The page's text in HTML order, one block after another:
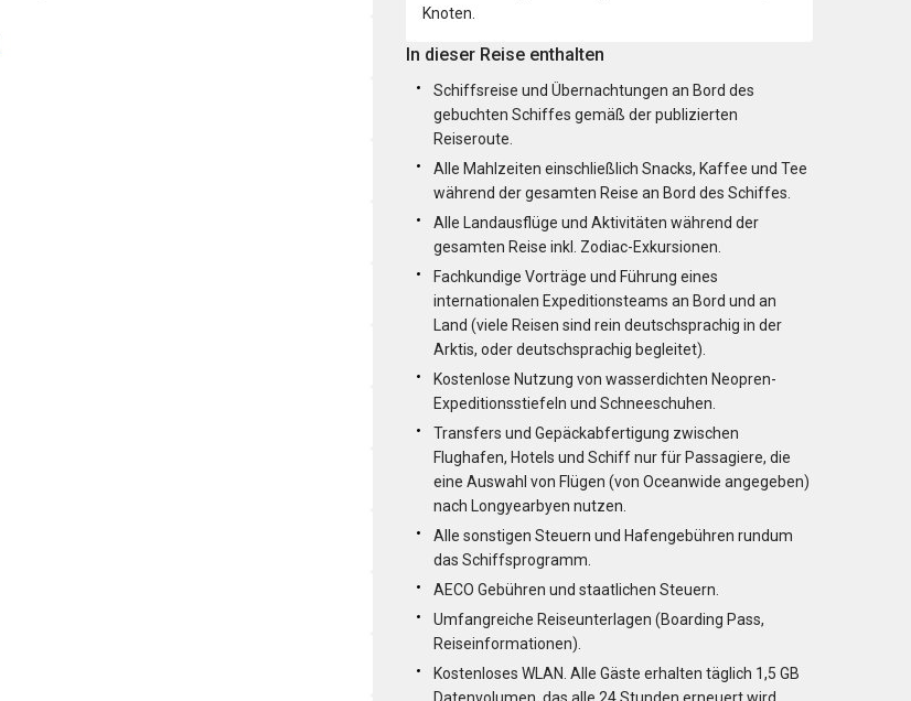
Knoten.
In dieser Reise enthalten
Schiffsreise und Übernachtungen an Bord des
gebuchten Schiffes gemäß der publizierten
Reiseroute.
Alle Mahlzeiten einschließlich Snacks, Kaffee und Tee
während der gesamten Reise an Bord des Schiffes.
Alle Landausflüge und Aktivitäten während der
gesamten Reise inkl. Zodiac-Exkursionen.
Fachkundige Vorträge und Führung eines
internationalen Expeditionsteams an Bord und an
Land (viele Reisen sind rein deutschsprachig in der
Arktis, oder deutschsprachig begleitet).
Kostenlose Nutzung von wasserdichten Neopren-
Expeditionsstiefeln und Schneeschuhen.
Transfers und Gepäckabfertigung zwischen
Flughafen, Hotels und Schiff nur für Passagiere, die
eine Auswahl von Flügen (von Oceanwide angegeben)
nach Longyearbyen nutzen.
Alle sonstigen Steuern und Hafengebühren rundum
das Schiffsprogramm.
AECO Gebühren und staatlichen Steuern.
Umfangreiche Reiseunterlagen (Boarding Pass,
Reiseinformationen).
Kostenloses WLAN. Alle Gäste erhalten täglich 1,5 GB